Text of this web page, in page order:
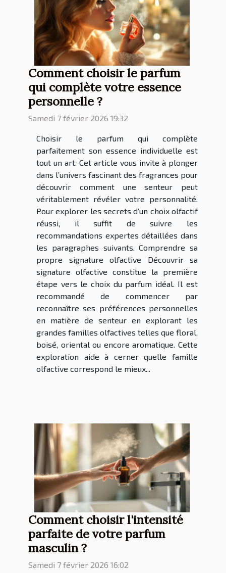
Comment choisir le parfum
qui complète votre essence
personnelle ?
Samedi 7 février 2026 19:32
Choisir le parfum qui complète
parfaitement son essence individuelle est
tout un art. Cet article vous invite à plonger
dans l’univers fascinant des fragrances pour
découvrir comment une senteur peut
véritablement révéler votre personnalité.
Pour explorer les secrets d’un choix olfactif
réussi, il suffit de suivre les
recommandations expertes détaillées dans
les paragraphes suivants. Comprendre sa
propre signature olfactive Découvrir sa
signature olfactive constitue la première
étape vers le choix du parfum idéal. Il est
recommandé de commencer par
reconnaître ses préférences personnelles
en matière de senteur en explorant les
grandes familles olfactives telles que floral,
boisé, oriental ou encore aromatique. Cette
exploration aide à cerner quelle famille
olfactive correspond le mieux...
Comment choisir l'intensité
parfaite de votre parfum
masculin ?
Samedi 7 février 2026 16:02